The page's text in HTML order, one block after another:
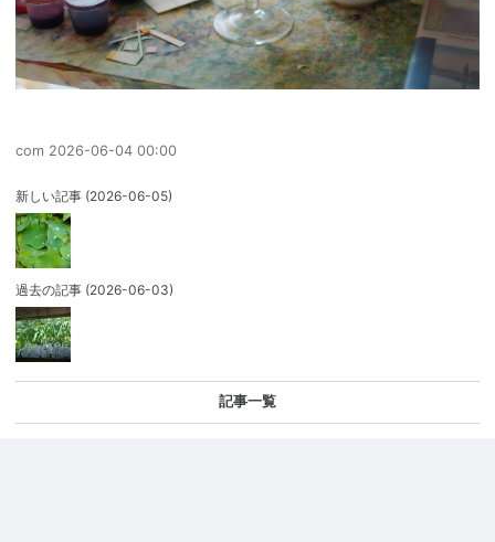
com 2026-06-04 00:00
新しい記事 (2026-06-05)
過去の記事 (2026-06-03)
記事一覧